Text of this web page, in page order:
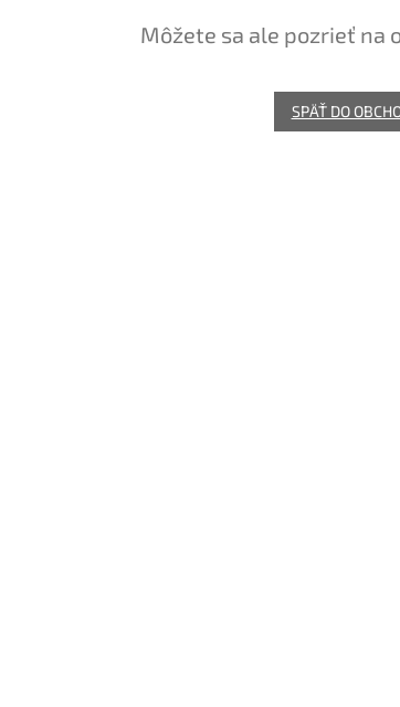
Môžete sa ale pozrieť na
SPÄŤ DO